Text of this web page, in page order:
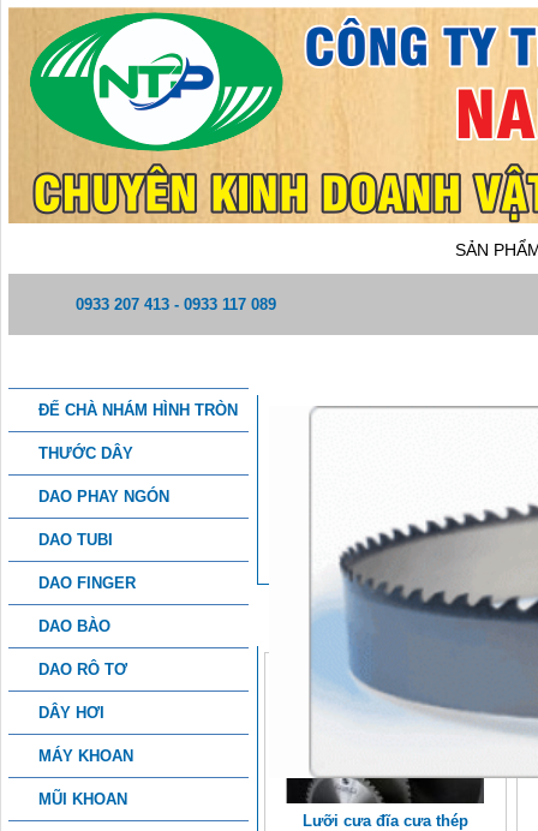
SẢN
0933 207 413 - 0933 117 089
ĐẾ CHÀ NHÁM HÌNH TRÒN
THƯỚC DÂY
DAO PHAY NGÓN
DAO TUBI
DAO FINGER
DAO BÀO
DAO RÔ TƠ
DÂY HƠI
MÁY KHOAN
MŨI KHOAN
THÔNG TIN CHI TIẾT
SẢN PHẨM KHÁC
Lưỡi cưa đĩa cưa thép